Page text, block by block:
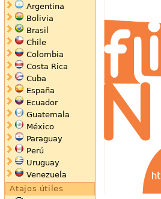
Argentina
Bolivia
Brasil
Chile
Colombia
Costa Rica
Cuba
España
Ecuador
Guatemala
México
Paraguay
Perú
Uruguay
Venezuela
Atajos útiles